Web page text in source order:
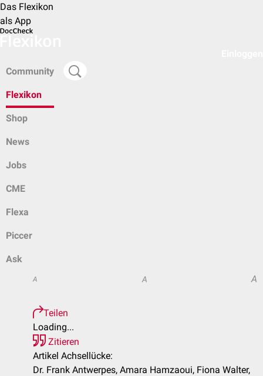
Das Flexikon
als App
Community
Flexikon
Shop
News
Jobs
CME
Flexa
Piccer
Ask
A A A
Teilen
Loading...
Zitieren
Artikel Achsellücke:
Dr. Frank Antwerpes, Amara Hamzaoui, Fiona Walter,